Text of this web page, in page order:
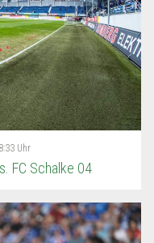
Uhr
FC Schalke 04